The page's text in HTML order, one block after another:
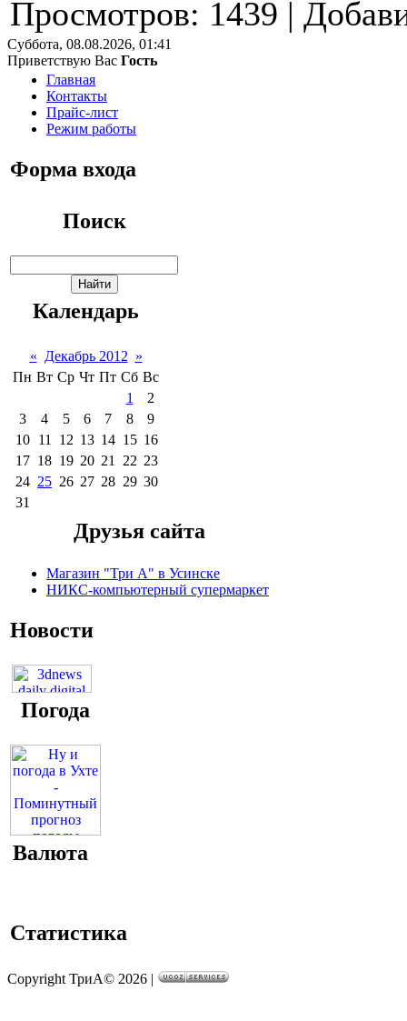
Просмотров: 1439 |
Суббота, 08.08.2026, 01:41
Приветствую Вас Гость
Главная
Контакты
Прайс-лист
Режим работы
Форма входа
Поиск
Календарь
« Декабрь 2012 »
Пн Вт Ср Чт Пт Сб Вс
1
2
3
4 5 6 7 8
9
10
11 12 13 14 15 16
17 18 19 20 21 22 23
24 25 26 27 28 29 30
31
Друзья сайта
Магазин "Три А" в Усинске
НИКС-компьютерный супермаркет
Новости
Погода
Валюта
Статистика
Copyright ТриА© 2026 |